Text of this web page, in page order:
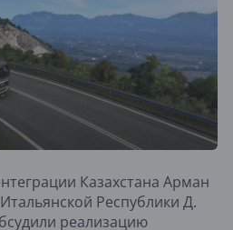
Казахстана Арман
Республики Д.
реализацию